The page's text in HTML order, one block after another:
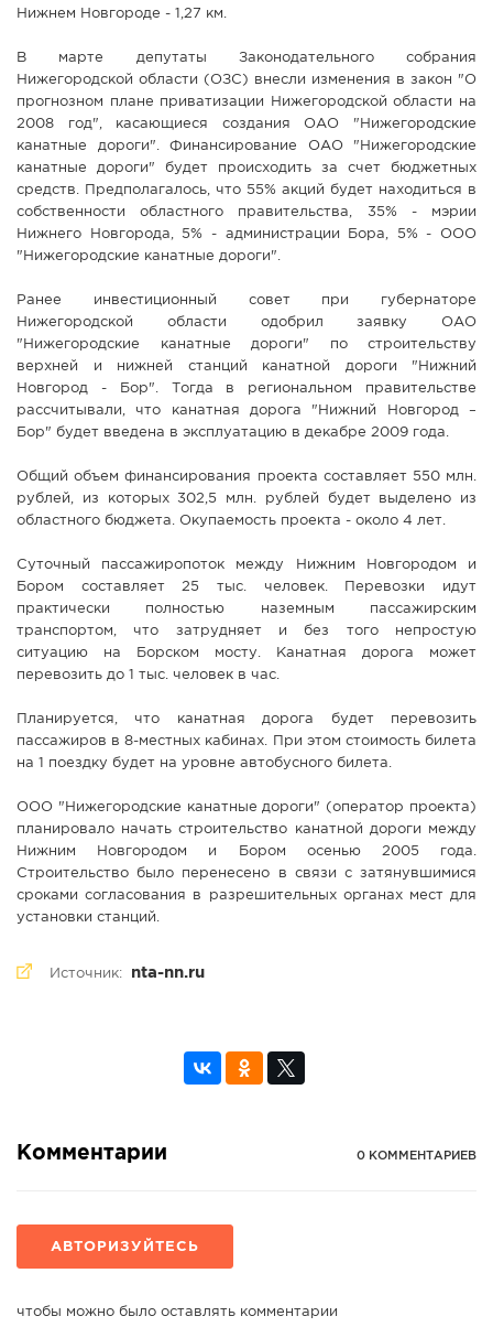
Нижнем Новгороде - 1,27 км.
В марте депутаты Законодательного собрания
Нижегородской области (ОЗС) внесли изменения в закон "О
прогнозном плане приватизации Нижегородской области на
2008 год", касающиеся создания ОАО "Нижегородские
канатные дороги". Финансирование ОАО "Нижегородские
канатные дороги" будет происходить за счет бюджетных
средств. Предполагалось, что 55% акций будет находиться в
собственности областного правительства, 35% - мэрии
Нижнего Новгорода, 5% - администрации Бора, 5% - ООО
"Нижегородские канатные дороги".
Ранее инвестиционный совет при губернаторе
Нижегородской области одобрил заявку ОАО
"Нижегородские канатные дороги" по строительству
верхней и нижней станций канатной дороги "Нижний
Новгород - Бор". Тогда в региональном правительстве
рассчитывали, что канатная дорога "Нижний Новгород –
Бор" будет введена в эксплуатацию в декабре 2009 года.
Общий объем финансирования проекта составляет 550 млн.
рублей, из которых 302,5 млн. рублей будет выделено из
областного бюджета. Окупаемость проекта - около 4 лет.
Суточный пассажиропоток между Нижним Новгородом и
Бором составляет 25 тыс. человек. Перевозки идут
практически полностью наземным пассажирским
транспортом, что затрудняет и без того непростую
ситуацию на Борском мосту. Канатная дорога может
перевозить до 1 тыс. человек в час.
Планируется, что канатная дорога будет перевозить
пассажиров в 8-местных кабинах. При этом стоимость билета
на 1 поездку будет на уровне автобусного билета.
ООО "Нижегородские канатные дороги" (оператор проекта)
планировало начать строительство канатной дороги между
Нижним Новгородом и Бором осенью 2005 года.
Строительство было перенесено в связи с затянувшимися
сроками согласования в разрешительных органах мест для
установки станций.
Источник: nta-nn.ru
Комментарии 0 КОММЕНТАРИЕВ
АВТОРИЗУЙТЕСЬ
чтобы можно было оставлять комментарии